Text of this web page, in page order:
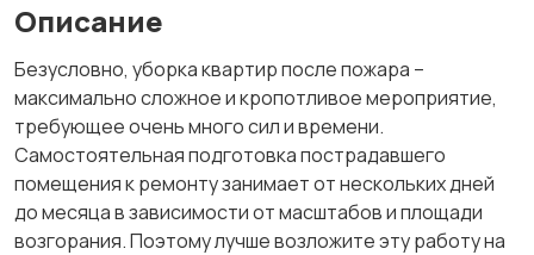
Описание
Безусловно, уборка квартир после пожара –
максимально сложное и кропотливое мероприятие,
требующее очень много сил и времени.
Самостоятельная подготовка пострадавшего
помещения к ремонту занимает от нескольких дней
до месяца в зависимости от масштабов и площади
возгорания. Поэтому лучше возложите эту работу на